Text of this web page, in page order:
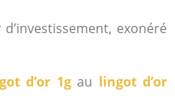
exonéré
d’or 1gau lingot d’or